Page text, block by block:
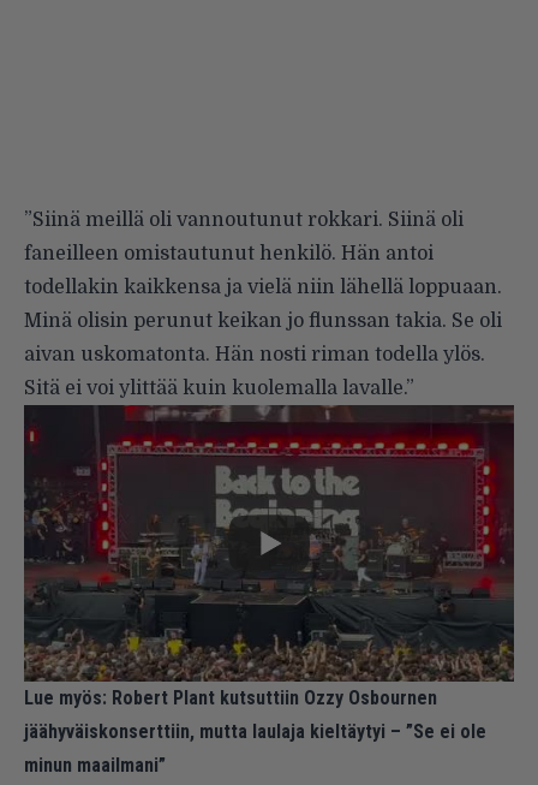
”Siinä meillä oli vannoutunut rokkari. Siinä oli
faneilleen omistautunut henkilö. Hän antoi
todellakin kaikkensa ja vielä niin lähellä loppuaan.
Minä olisin perunut keikan jo flunssan takia. Se oli
aivan uskomatonta. Hän nosti riman todella ylös.
Sitä ei voi ylittää kuin kuolemalla lavalle.”
Lue myös: Robert Plant kutsuttiin Ozzy Osbournen
jäähyväiskonserttiin, mutta laulaja kieltäytyi – ”Se ei ole
minun maailmani”